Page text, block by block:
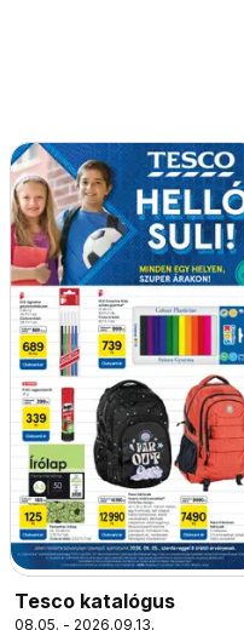
Tesco katalógus
08.05. - 2026.09.13.